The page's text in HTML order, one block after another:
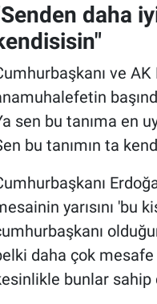
daha
ve AK
sen bu tanıma en
bu tanımın ta
yarısını 'bu
daha çok
bunlar sahip